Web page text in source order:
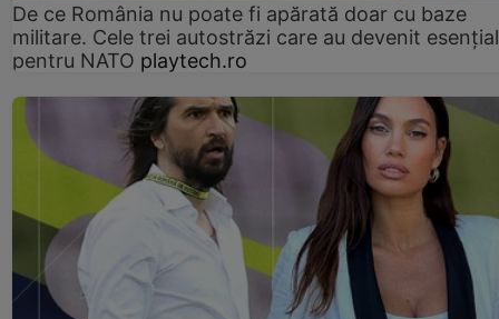
De ce România nu poate fi apărată doar cu baze
militare. Cele trei autostrăzi care au devenit
pentru NATO playtech.ro